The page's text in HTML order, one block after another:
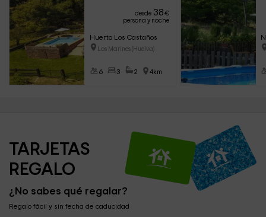
desde 38€
persona y noche
Huerto Los Castaños
Los Marines (Huelva)
6 3 2 4km
TARJETAS
REGALO
¿No sabes qué regalar?
Regalo fácil y sin fecha de caducidad